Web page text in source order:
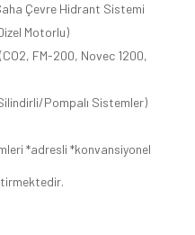
Çevre Hidrant Sistemi
Motorlu)
FM-200, Novec 1200,
Pompalı Sistemler)
*adresli *konvansiyonel